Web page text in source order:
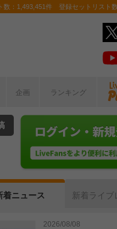
：1,493,451件 登録セットリスト
企画 ランキング
着ニュース 新着ライブ
2026/08/08